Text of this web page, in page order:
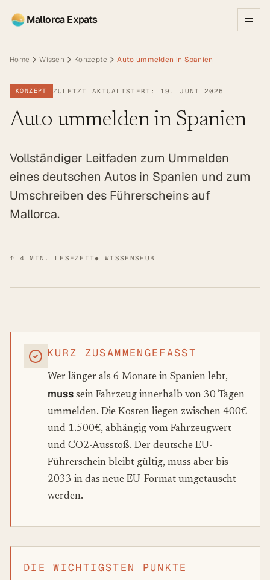
Mallorca Expats
Home Wissen Konzepte Auto ummelden in Spanien
KONZEPT ZULETZT AKTUALISIERT: 19. JUNI 2026
Auto ummelden in Spanien
Vollständiger Leitfaden zum Ummelden
eines deutschen Autos in Spanien und zum
Umschreiben des Führerscheins auf
Mallorca.
↑ 4 MIN. LESEZEIT◆ WISSENSHUB
KURZ ZUSAMMENGEFASST
Wer länger als 6 Monate in Spanien lebt,
muss sein Fahrzeug innerhalb von 30 Tagen
ummelden. Die Kosten liegen zwischen 400€
und 1.500€, abhängig vom Fahrzeugwert
und CO2-Ausstoß. Der deutsche EU-
Führerschein bleibt gültig, muss aber bis
2033 in das neue EU-Format umgetauscht
werden.
DIE WICHTIGSTEN PUNKTE